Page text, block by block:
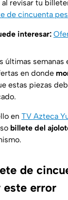
al revisar tu
de cincuenta
interesar:
últimas
en donde
estas piezas
en TV Azteca
billete del
de
este error